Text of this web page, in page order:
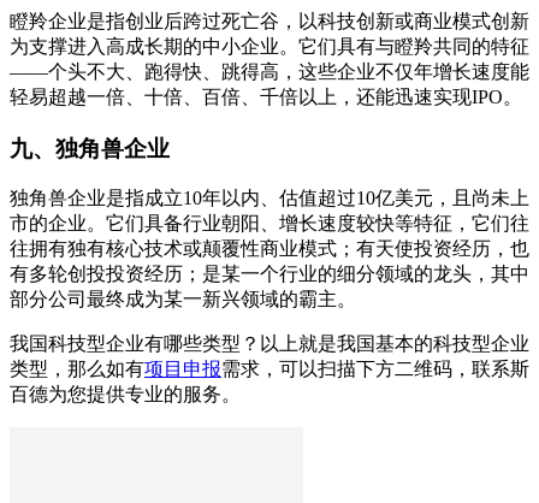
瞪羚企业是指创业后跨过死亡谷，以科技创新或商业模式创新
为支撑进入高成长期的中小企业。它们具有与瞪羚共同的特征
——个头不大、跑得快、跳得高，这些企业不仅年增长速度能
轻易超越一倍、十倍、百倍、千倍以上，还能迅速实现IPO。
九、独角兽企业
独角兽企业是指成立10年以内、估值超过10亿美元，且尚未上
市的企业。它们具备行业朝阳、增长速度较快等特征，它们往
往拥有独有核心技术或颠覆性商业模式；有天使投资经历，也
有多轮创投投资经历；是某一个行业的细分领域的龙头，其中
部分公司最终成为某一新兴领域的霸主。
我国科技型企业有哪些类型？以上就是我国基本的科技型企业
类型，那么如有项目申报需求，可以扫描下方二维码，联系斯
百德为您提供专业的服务。